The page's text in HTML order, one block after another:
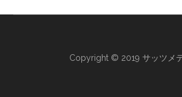
Copyright © 2019 サッツメ